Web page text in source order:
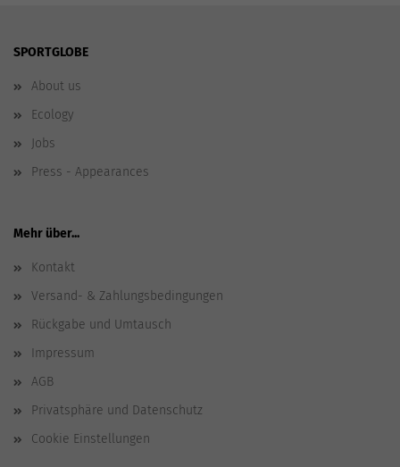
SPORTGLOBE
About us
Ecology
Jobs
Press - Appearances
Mehr über...
Kontakt
Versand- & Zahlungsbedingungen
Rückgabe und Umtausch
Impressum
AGB
Privatsphäre und Datenschutz
Cookie Einstellungen